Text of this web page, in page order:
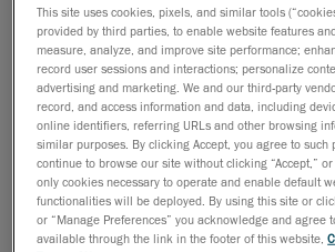
tripler sa capacité de production et
nombre croissant d’employés. Le
doublera la superficie actuelle,
76 000 pi2.
C’est devant ses employés, à
situeront ses nouvelles installations,
direction de Creaform a procédé à
Établi depuis bientôt 10 ans sur la rue
This site uses cookies, pixels, and similar tools
provided by third parties, to enable website features
measure, analyze, and improve site performance;
record user sessions and interactions; personalize
advertising and marketing. We and our third-party
record, and access information and data, including
online identifiers, referring URLs and other browsing
similar purposes. By clicking Accept, you agree to such
continue to browse our site without clicking “Accept,”
only cookies necessary to operate and enable default
functionalities will be deployed. By using this site or
or “Manage Preferences” you acknowledge and agree
available through the link in the footer of this website,